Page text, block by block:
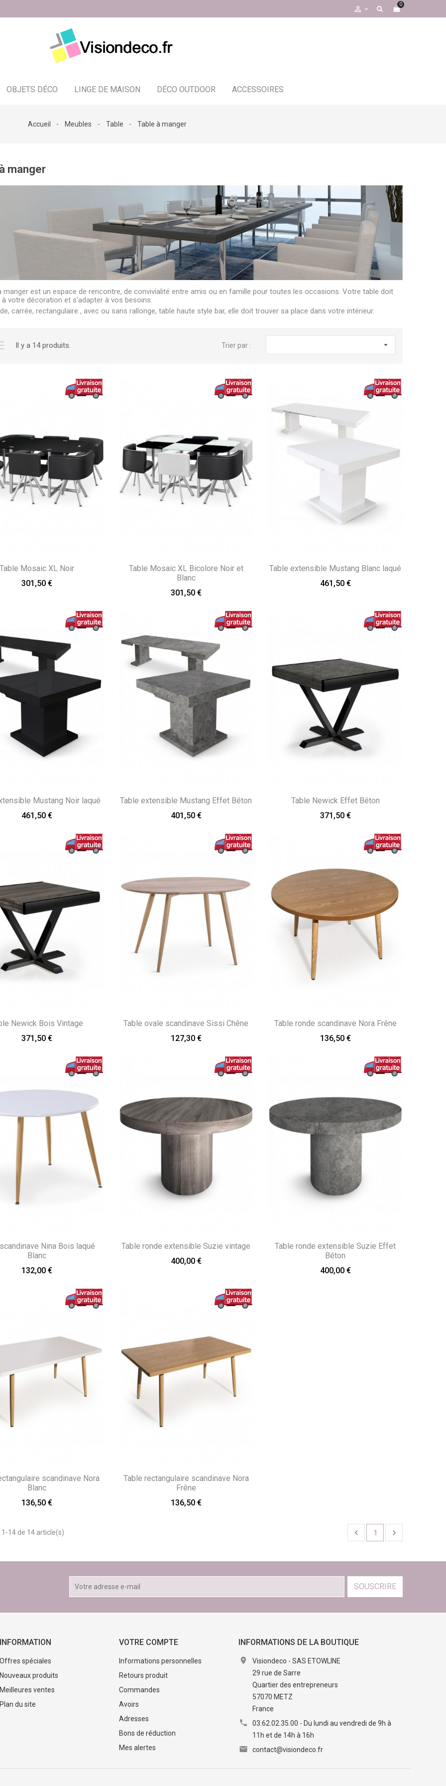

0
OBJETS DÉCO LINGE DE MAISON DÉCO OUTDOOR ACCESSOIRES
Accueil Meubles Table Table à manger
manger
manger est un espace de rencontre, de convivialité entre amis ou en famille pour toutes les occasions. Votre table doit
votre décoration et s'adapter à vos besoins.
carrée, rectangulaire , avec ou sans rallonge, table haute style bar, elle doit trouver sa place dans votre intérieur.
Il y a 14 produits. Trier par : 
Mosaic XL Noir
301,50 €
Table Mosaic XL Bicolore Noir et
Blanc
301,50 €
Table extensible Mustang Blanc laqué
461,50 €
Mustang Noir laqué
461,50 €
Table extensible Mustang Effet Béton
401,50 €
Table Newick Effet Béton
371,50 €
Newick Bois Vintage
371,50 €
Table ovale scandinave Sissi Chêne
127,30 €
Table ronde scandinave Nora Frêne
136,50 €
Nina Bois laqué
Blanc
132,00 €
Table ronde extensible Suzie vintage
400,00 €
Table ronde extensible Suzie Effet
Béton
400,00 €
scandinave Nora
Blanc
136,50 €
Table rectangulaire scandinave Nora
Frêne
136,50 €
14 de 14 article(s)  1 
SOUSCRIRE
INFORMATION
Offres spéciales
Nouveaux produits
Meilleures ventes
Plan du site
VOTRE COMPTE
Informations personnelles
Retours produit
Commandes
Avoirs
Adresses
Bons de réduction
Mes alertes
INFORMATIONS DE LA BOUTIQUE

Visiondeco - SAS ETOWLINE
29 rue de Sarre
Quartier des entrepreneurs
57070 METZ
France

03.62.02.35.00 - Du lundi au vendredi de 9h à
11h et de 14h à 16h
 contact@visiondeco.fr